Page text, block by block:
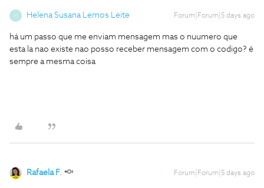
Helena Susana Lemos Leite Forum|Forum|5 days ago
há um passo que me enviam mensagem mas o nuumero que
esta la nao existe nao posso receber mensagem com o codigo? é
sempre a mesma coisa
Rafaela F. Forum|Forum|5 days ago